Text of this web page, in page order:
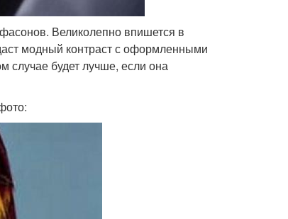
Великолепно впишется в
модный контраст с оформленными
будет лучше, если она